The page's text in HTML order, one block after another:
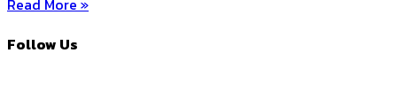
Follow Us